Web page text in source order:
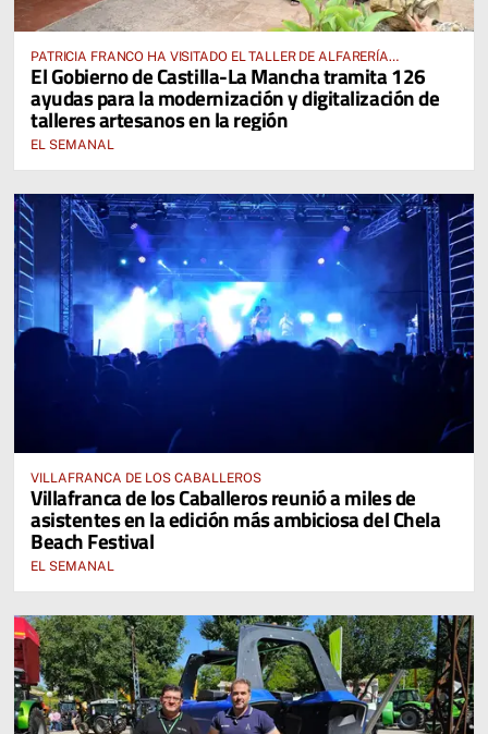
PATRICIA FRANCO HA VISITADO EL TALLER DE ALFARERÍA
HERMANOS PEÑO EN VILLAFRANCA DE LOS CABALLEROS
El Gobierno de Castilla-La Mancha tramita 126
ayudas para la modernización y digitalización de
talleres artesanos en la región
EL SEMANAL
VILLAFRANCA DE LOS CABALLEROS
Villafranca de los Caballeros reunió a miles de
asistentes en la edición más ambiciosa del Chela
Beach Festival
EL SEMANAL